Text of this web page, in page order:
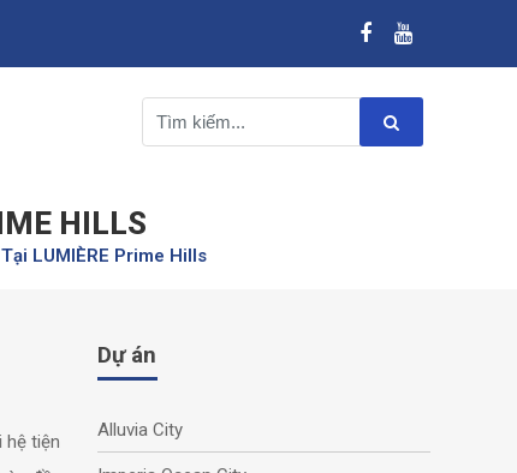
HILLS
LUMIÈRE Prime Hills
hệ tiện
Dự án
Alluvia City